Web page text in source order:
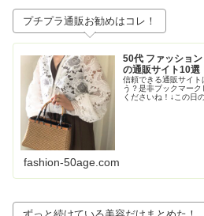
プチプラ通販お勧めはコレ！
50代 ファッショ
の通販サイト10選
信頼できる通販サイ
う？是非ブックマー
くださいね！↓この日
fashion-50age.com